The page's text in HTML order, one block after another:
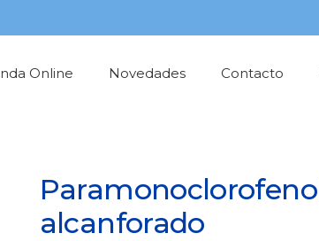
Online Novedades Contacto
alcanforado